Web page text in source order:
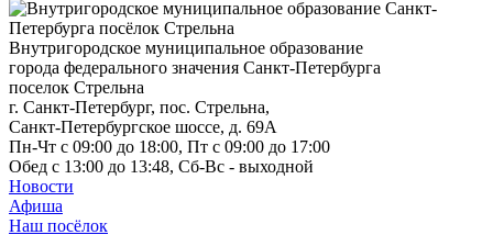
Внутригородское муниципальное образование
города федерального значения Санкт-Петербурга
поселок Стрельна
г. Санкт-Петербург, пос. Стрельна,
Санкт-Петербургское шоссе, д. 69А
Пн-Чт с 09:00 до 18:00, Пт с 09:00 до 17:00
Обед с 13:00 до 13:48, Сб-Вс - выходной
Новости
Афиша
Наш посёлок